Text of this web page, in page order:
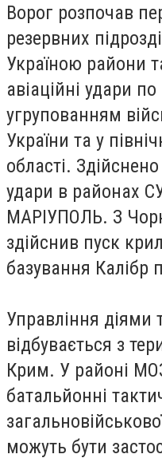
Ворог розпочав
резервних
Україною райони
авіаційні удари
угрупованням
України та у
області.
удари в районах
МАРІУПОЛЬ. З
здійснив пуск
базування Калібр
Управління діями
відбувається з
Крим. У районі
батальйонні
можуть бути